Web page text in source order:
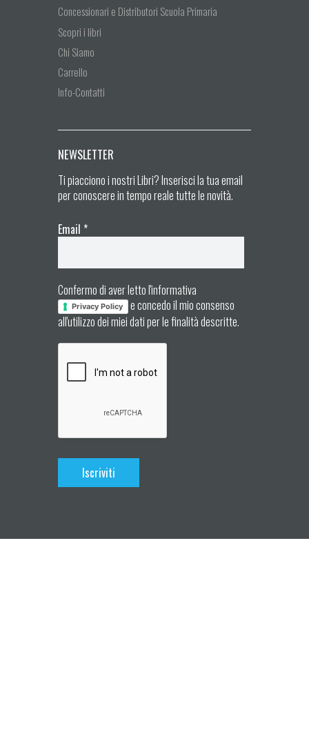
Concessionari e Distributori Scuola Primaria
Scopri i libri
Chi Siamo
Carrello
Info-Contatti
NEWSLETTER
Ti piacciono i nostri Libri? Inserisci la tua email
per conoscere in tempo reale tutte le novità.
Email *
Confermo di aver letto l'informativa
Privacy Policy
e concedo il mio consenso
all'utilizzo dei miei dati per le finalità descritte.